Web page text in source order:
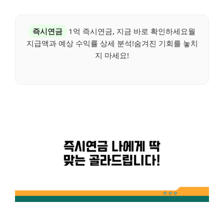
즉시연금
1억 즉시연금, 지금 바로 확인하세요월
지급액과 예상 수익률 상세 분석!숨겨진 기회를 놓치
지 마세요!